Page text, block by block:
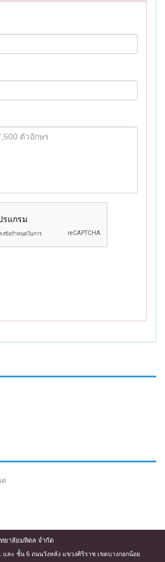
ด
ยาลัยมหิดล จำกัด
ละ ชั้น 6 ถนนวังหลัง แขวงศิริราช เขตบางกอกน้อย